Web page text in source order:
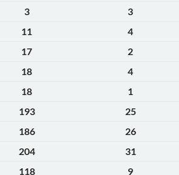
3 3
11 4
17 2
18 4
18 1
193 25
186 26
204 31
118 9